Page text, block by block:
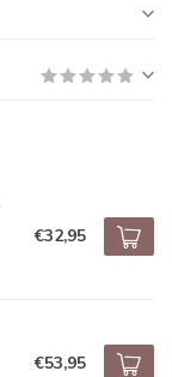
€32,95
€53,95